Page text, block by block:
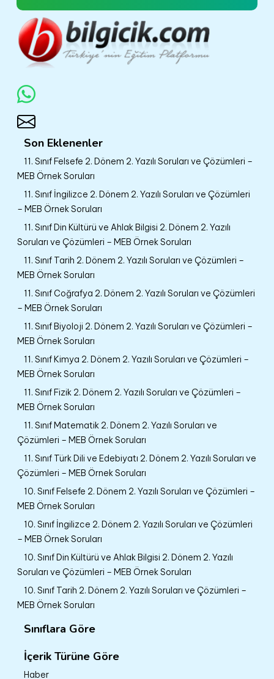
Son Eklenenler
11. Sınıf Felsefe 2. Dönem 2. Yazılı Soruları ve Çözümleri –
MEB Örnek Soruları
11. Sınıf İngilizce 2. Dönem 2. Yazılı Soruları ve Çözümleri
– MEB Örnek Soruları
11. Sınıf Din Kültürü ve Ahlak Bilgisi 2. Dönem 2. Yazılı
Soruları ve Çözümleri – MEB Örnek Soruları
11. Sınıf Tarih 2. Dönem 2. Yazılı Soruları ve Çözümleri –
MEB Örnek Soruları
11. Sınıf Coğrafya 2. Dönem 2. Yazılı Soruları ve Çözümleri
– MEB Örnek Soruları
11. Sınıf Biyoloji 2. Dönem 2. Yazılı Soruları ve Çözümleri –
MEB Örnek Soruları
11. Sınıf Kimya 2. Dönem 2. Yazılı Soruları ve Çözümleri –
MEB Örnek Soruları
11. Sınıf Fizik 2. Dönem 2. Yazılı Soruları ve Çözümleri –
MEB Örnek Soruları
11. Sınıf Matematik 2. Dönem 2. Yazılı Soruları ve
Çözümleri – MEB Örnek Soruları
11. Sınıf Türk Dili ve Edebiyatı 2. Dönem 2. Yazılı Soruları ve
Çözümleri – MEB Örnek Soruları
10. Sınıf Felsefe 2. Dönem 2. Yazılı Soruları ve Çözümleri –
MEB Örnek Soruları
10. Sınıf İngilizce 2. Dönem 2. Yazılı Soruları ve Çözümleri
– MEB Örnek Soruları
10. Sınıf Din Kültürü ve Ahlak Bilgisi 2. Dönem 2. Yazılı
Soruları ve Çözümleri – MEB Örnek Soruları
10. Sınıf Tarih 2. Dönem 2. Yazılı Soruları ve Çözümleri –
MEB Örnek Soruları
Sınıflara Göre
İçerik Türüne Göre
Haber